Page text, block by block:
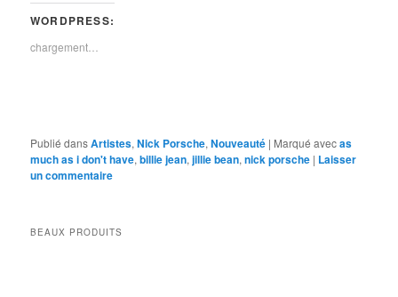
WORDPRESS:
chargement…
Publié dansArtistes,Nick Porsche,Nouveauté | Marqué avecas
much as i don't have,billie jean,jillie bean,nick porsche | Laisser
un commentaire
BEAUX PRODUITS